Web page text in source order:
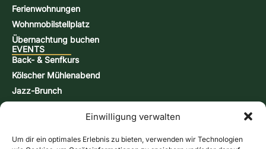
Einwilligung verwalten
Um dir ein optimales Erlebnis zu bieten, verwenden wir Technologien
Ferienwohnungen
Wohnmobilstellplatz
Übernachtung buchen
EVENTS
Back- & Senfkurs
Kölscher Mühlenabend
Jazz-Brunch
Schnappsbrenn-Kurs
Aktionstage
KONTAKT & INFORMATIONEN